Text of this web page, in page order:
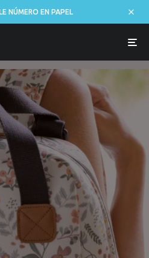
NÚMERO EN PAPEL